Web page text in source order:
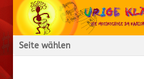
Seite wählen